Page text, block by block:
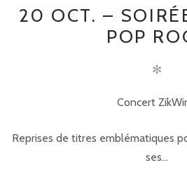
20 OCT. –
POP
✻
Concert
Reprises de titres emblématiques
ses...